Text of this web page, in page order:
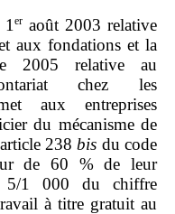
er août 2003 relative
aux fondations et la
2005 relative au
chez les
aux entreprises
du mécanisme de
238bis du code
de 60 % de leur
5/1 000 du chiffre
à titre gratuit au